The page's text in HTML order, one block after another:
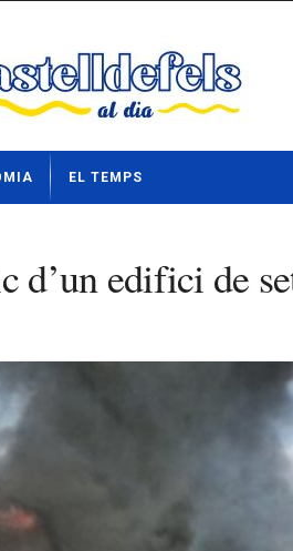
EL TEMPS
d’un edifici de